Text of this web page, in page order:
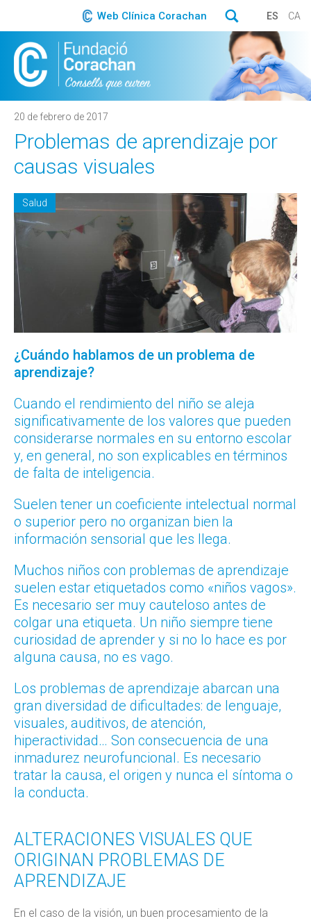
Web Clínica Corachan ES CA
20 de febrero de 2017
Problemas de aprendizaje por
causas visuales
Salud
¿Cuándo hablamos de un problema de
aprendizaje?
Cuando el rendimiento del niño se aleja
significativamente de los valores que pueden
considerarse normales en su entorno escolar
y, en general, no son explicables en términos
de falta de inteligencia.
Suelen tener un coeficiente intelectual normal
o superior pero no organizan bien la
información sensorial que les llega.
Muchos niños con problemas de aprendizaje
suelen estar etiquetados como «niños vagos».
Es necesario ser muy cauteloso antes de
colgar una etiqueta. Un niño siempre tiene
curiosidad de aprender y si no lo hace es por
alguna causa, no es vago.
Los problemas de aprendizaje abarcan una
gran diversidad de dificultades: de lenguaje,
visuales, auditivos, de atención,
hiperactividad… Son consecuencia de una
inmadurez neurofuncional. Es necesario
tratar la causa, el origen y nunca el síntoma o
la conducta.
ALTERACIONES VISUALES QUE
ORIGINAN PROBLEMAS DE
APRENDIZAJE
En el caso de la visión, un buen procesamiento de la